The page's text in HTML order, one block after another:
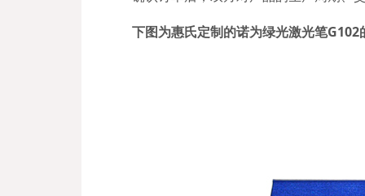
下图为惠氏定制的诺为绿光激光笔G102